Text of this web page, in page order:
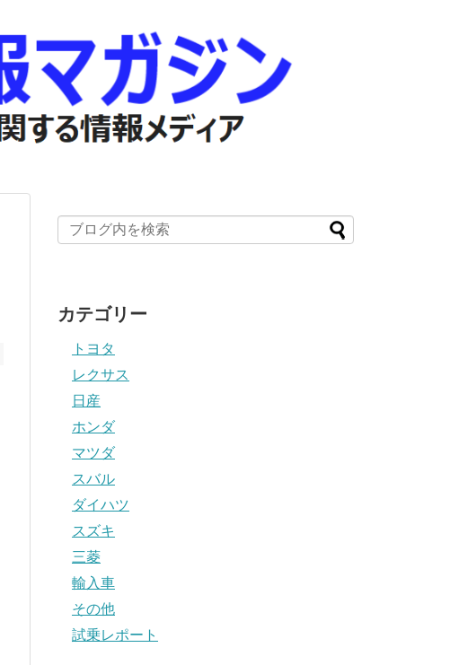
カテゴリー
トヨタ
レクサス
日産
ホンダ
マツダ
スバル
ダイハツ
スズキ
三菱
輸入車
その他
試乗レポート